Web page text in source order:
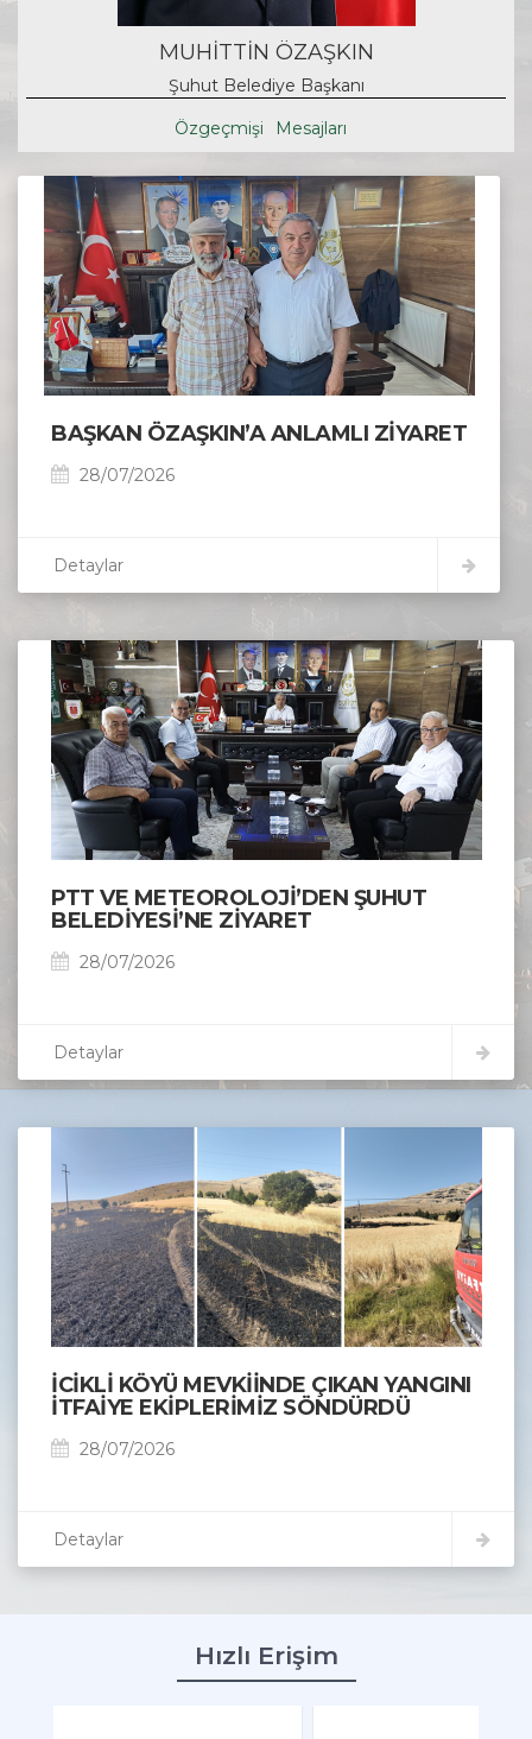
MUHİTTİN ÖZAŞKIN
Şuhut Belediye Başkanı
Özgeçmişi
Mesajları
BAŞKAN ÖZAŞKIN’A ANLAMLI ZİYARET
28/07/2026
Detaylar
PTT VE METEOROLOJİ’DEN ŞUHUT
BELEDİYESİ’NE ZİYARET
28/07/2026
Detaylar
İCİKLİ KÖYÜ MEVKİİNDE ÇIKAN YANGINI
İTFAİYE EKİPLERİMİZ SÖNDÜRDÜ
28/07/2026
Detaylar
Hızlı Erişim